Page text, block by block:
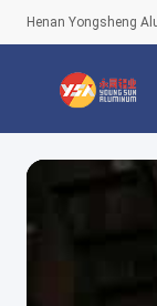
Henan Yongsheng